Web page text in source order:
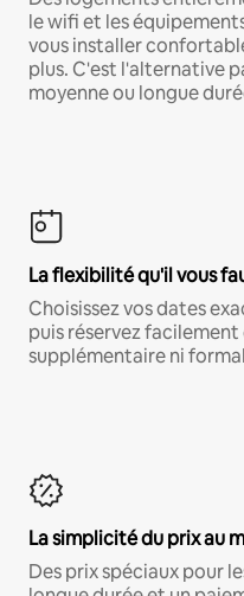
le wifi et les
vous installer
plus. C'est l'alternative
moyenne ou longue
La flexibilité qu'il vous
Choisissez vos dates
puis réservez
supplémentaire ni
La simplicité du prix au
Des prix spéciaux pour